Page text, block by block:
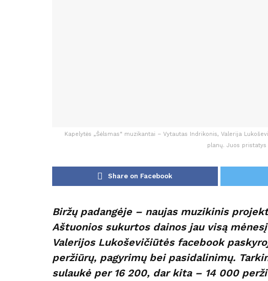
Kapelytės „Šėlsmas“ muzikantai – Vytautas Indrikonis, Valerija
planų. Juos pristatys
Share on Facebook
Biržų padangėje – naujas muzikinis
Aštuonios sukurtos dainos jau visą
Valerijos Lukoševičiūtės facebook
peržiūrų, pagyrimų bei pasidalinimų.
sulaukė per 16 200, dar kita – 14 000